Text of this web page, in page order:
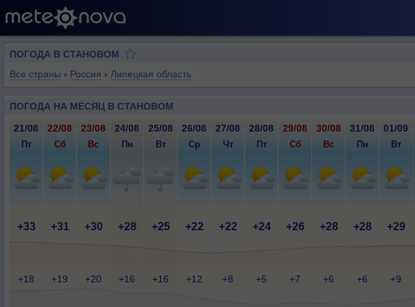
ПОГОДА В СТАНОВОМ
Все страны › Россия › Липецкая область
ПОГОДА НА МЕСЯЦ В СТАНОВОМ
21/08 22/08 23/08 24/08 25/08 26/08 27/08 28/08 29/08 30/08 31/08 01/09
Пт Сб Вс Пн Вт Ср Чт Пт Сб Вс Пн Вт
+33 +31 +30 +28 +25 +22 +22 +24 +26 +28 +28 +29
+18 +19 +20 +16 +16 +12 +8 +5 +7 +6 +6 +9